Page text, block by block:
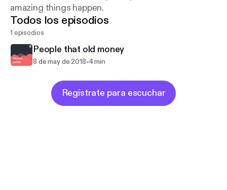
amazing things happen.
Todos los episodios
1 episodios
People that old money
8 de may de 2018-4 min
Regístrate para escuchar